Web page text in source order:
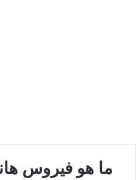
ما هو فيروس